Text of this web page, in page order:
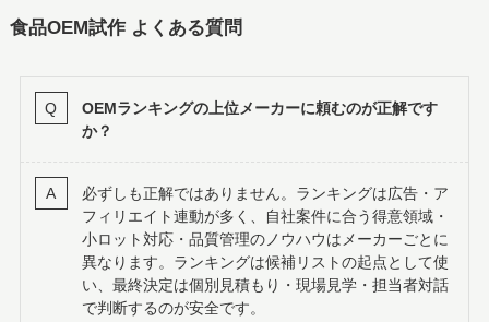
食品OEM試作 よくある質問
OEMランキングの上位メーカーに頼むのが正解です
か？
必ずしも正解ではありません。ランキングは広告・ア
フィリエイト連動が多く、自社案件に合う得意領域・
小ロット対応・品質管理のノウハウはメーカーごとに
異なります。ランキングは候補リストの起点として使
い、最終決定は個別見積もり・現場見学・担当者対話
で判断するのが安全です。